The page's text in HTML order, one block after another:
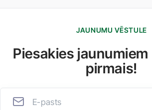
JAUNUMU VĒSTULE
Piesakies
pirmais!